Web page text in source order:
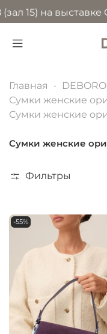
выставке CPM
Главная
DEBORO
Сумки женские
Сумки женские
Сумки женские
Фильтры
-55%